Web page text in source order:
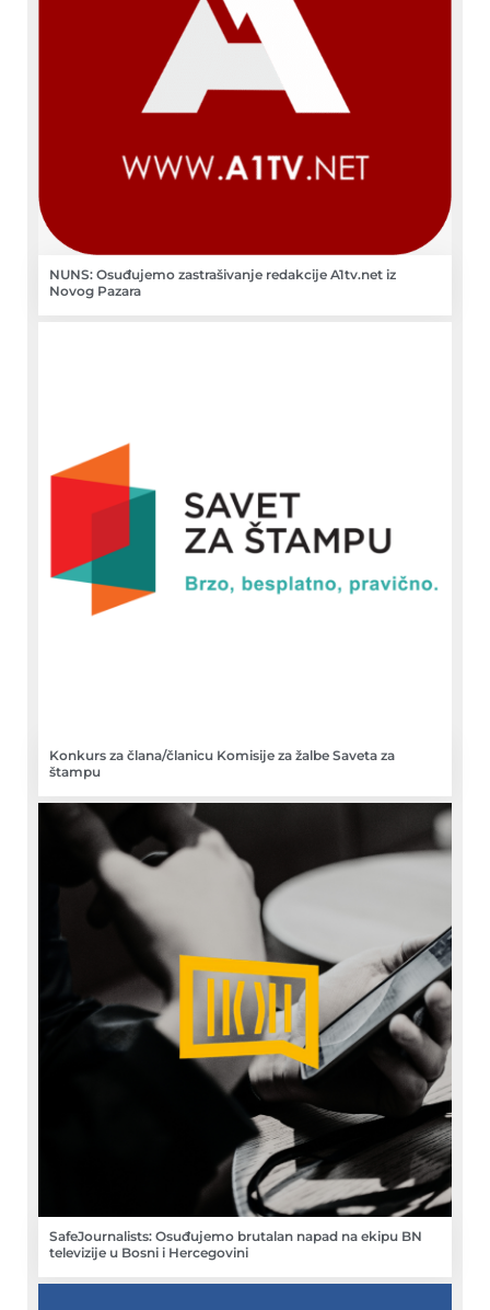
NUNS: Osuđujemo zastrašivanje redakcije A1tv.net iz
Novog Pazara
Konkurs za člana/članicu Komisije za žalbe Saveta za
štampu
SafeJournalists: Osuđujemo brutalan napad na ekipu BN
televizije u Bosni i Hercegovini